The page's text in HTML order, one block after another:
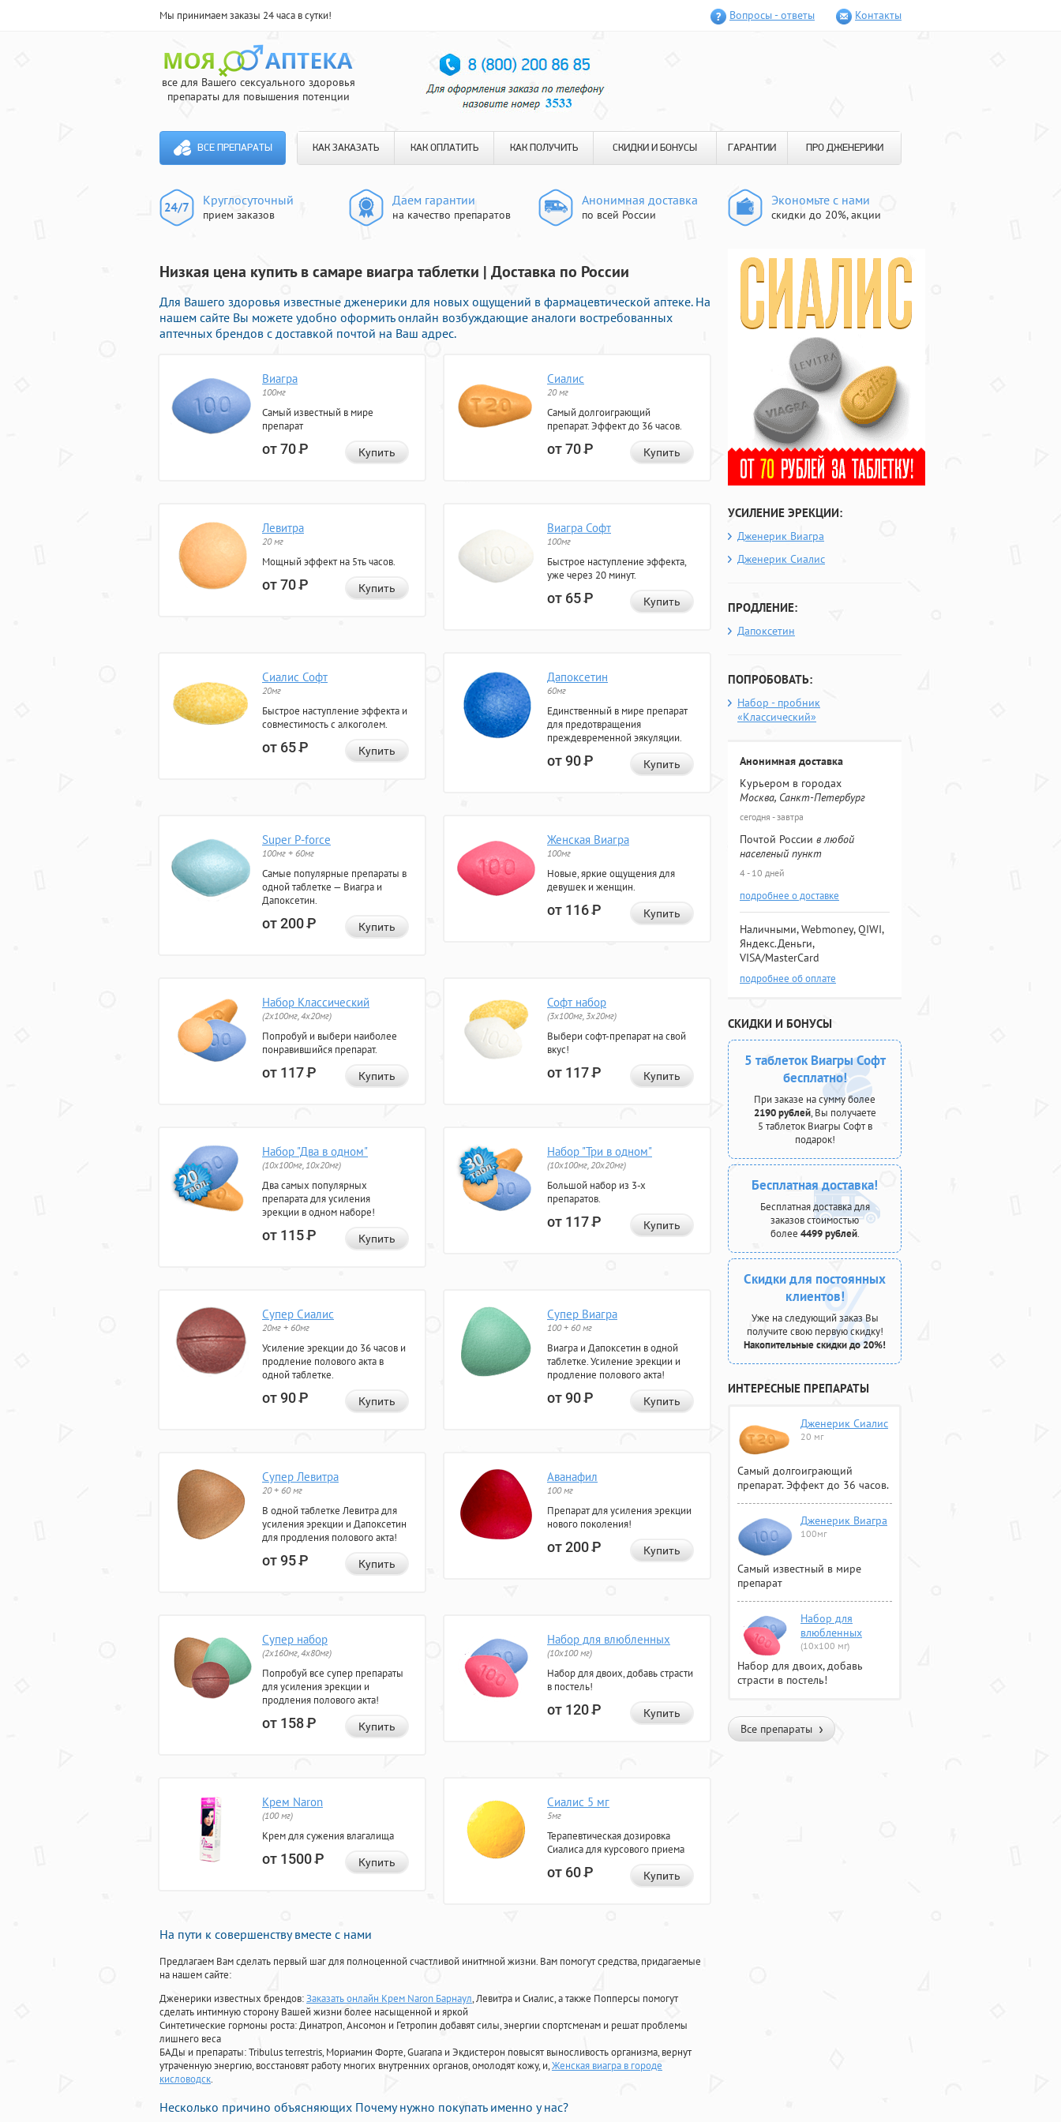
Мы принимаем заказы 24 часа в сутки! Вопросы - ответы Контакты
все для Вашего сексуального здоровья
препараты для повышения потенции
ВСЕ ПРЕПАРАТЫ КАК ЗАКАЗАТЬ КАК ОПЛАТИТЬ КАК ПОЛУЧИТЬ СКИДКИ И БОНУСЫ ГАРАНТИИ ПРО ДЖЕНЕРИКИ
Круглосуточный
прием заказов
Даем гарантии
на качество препаратов
Анонимная доставка
по всей России
Экономьте с нами
скидки до 20%, акции
Низкая цена купить в самаре виагра таблетки | Доставка по России
Для Вашего здоровья известные дженерики для новых ощущений в фармацевтической аптеке. На
нашем сайте Вы можете удобно оформить онлайн возбуждающие аналоги востребованных
аптечных брендов с доставкой почтой на Ваш адрес.
Виагра
100мг
Самый известный в мире
препарат
от 70Р Купить
Сиалис
20 мг
Самый долгоиграющий
препарат. Эффект до 36 часов.
от 70Р Купить
Левитра
20 мг
Мощный эффект на 5ть часов.
от 70Р Купить
Виагра Софт
100мг
Быстрое наступление эффекта,
уже через 20 минут.
от 65Р Купить
Сиалис Софт
20мг
Быстрое наступление эффекта и
совместимость с алкоголем.
от 65Р Купить
Дапоксетин
60мг
Единственный в мире препарат
для предотвращения
преждевременной эякуляции.
от 90Р Купить
Super P-force
100мг + 60мг
Самые популярные препараты в
одной таблетке — Виагра и
Дапоксетин.
от 200Р Купить
Женская Виагра
100мг
Новые, яркие ощущения для
девушек и женщин.
от 116Р Купить
Набор Классический
(2x100мг, 4x20мг)
Попробуй и выбери наиболее
понравившийся препарат.
от 117Р Купить
Софт набор
(3x100мг, 3x20мг)
Выбери софт-препарат на свой
вкус!
от 117Р Купить
Набор "Два в одном"
(10x100мг, 10x20мг)
Два самых популярных
препарата для усиления
эрекции в одном наборе!
от 115Р Купить
Набор "Три в одном"
(10x100мг, 20x20мг)
Большой набор из 3-х
препаратов.
от 117Р Купить
Супер Сиалис
20мг + 60мг
Усиление эрекции до 36 часов и
продление полового акта в
одной таблетке.
от 90Р Купить
Супер Виагра
100 + 60 мг
Виагра и Дапоксетин в одной
таблетке. Усиление эрекции и
продление полового акта!
от 90Р Купить
Супер Левитра
20 + 60 мг
В одной таблетке Левитра для
усиления эрекции и Дапоксетин
для продления полового акта!
от 95Р Купить
Аванафил
100 мг
Препарат для усиления эрекции
нового поколения!
от 200Р Купить
Супер набор
(2х160мг, 4х80мг)
Попробуй все супер препараты
для усиления эрекции и
продления полового акта!
от 158Р Купить
Набор для влюбленных
(10х100 мг)
Набор для двоих, добавь страсти
в постель!
от 120Р Купить
Крем Naron
(100 мг)
Крем для сужения влагалища
от 1500Р Купить
Сиалис 5 мг
5мг
Терапевтическая дозировка
Сиалиса для курсового приема
от 60Р Купить
На пути к совершенству вместе с нами
Предлагаем Вам сделать первый шаг для полноценной счастливой инитмной жизни. Вам помогут средства, придагаемые
на нашем сайте:
Дженерики известных брендов:Заказать онлайн Крем Naron Барнаул, Левитра и Сиалис, а также Попперсы помогут
сделать интимную сторону Вашей жизни более насыщенной и яркой
Синтетические гормоны роста: Динатроп, Ансомон и Гетропин добавят силы, энергии спортсменам и решат проблемы
лишнего веса
БАДы и препараты:Tribulus terrestris, Мориамин Форте, Guarana и Экдистерон повысят выносливость организма, вернут
утраченную энергию, восстановят работу многих внутренних органов, омолодят кожу, и,Женская виагра в городе
кисловодск.
Несколько причино объясняющих Почему нужно покупать именно у нас?
УСИЛЕНИЕ ЭРЕКЦИИ:
Дженерик Виагра
Дженерик Сиалис
ПРОДЛЕНИЕ:
Дапоксетин
ПОПРОБОВАТЬ:
Набор - пробник
«Классический»
Анонимная доставка
Курьером в городах
Москва, Санкт-Петербург
сегодня - завтра
Почтой России в любой
населеный пункт
4 - 10 дней
подробнее о доставке
Наличными, Webmoney, QIWI,
Яндекс.Деньги,
VISA/MasterCard
подробнее об оплате
СКИДКИ И БОНУСЫ
5 таблеток Виагры Софт
бесплатно!
При заказе на сумму более
2190 рублей, Вы получаете
5 таблеток Виагры Софт в
подарок!
Бесплатная доставка!
Бесплатная доставка для
заказов стоимостью
более 4499 рублей.
Скидки для постоянных
клиентов!
Уже на следующий заказ Вы
получите свою первую скидку!
Накопительные скидки до 20%!
ИНТЕРЕСНЫЕ ПРЕПАРАТЫ
Дженерик Сиалис
20 мг
Самый долгоиграющий
препарат. Эффект до 36 часов.
Дженерик Виагра
100мг
Самый известный в мире
препарат
Набор для
влюбленных
(10х100 мг)
Набор для двоих, добавь
страсти в постель!
Все препараты